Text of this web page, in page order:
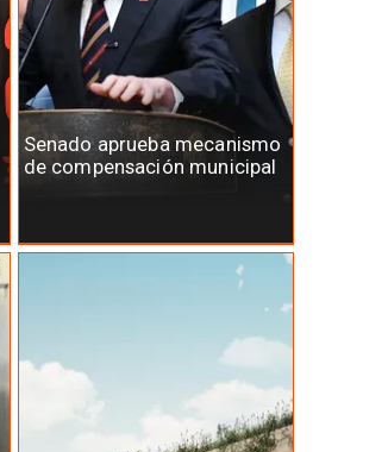
Senado aprueba mecanismo
de compensación municipal